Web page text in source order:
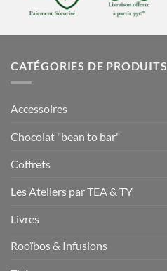
CATÉGORIES DE PRODUITS
Accessoires
Chocolat "bean to bar"
Coffrets
Les Ateliers par TEA & TY
Livres
Rooïbos & Infusions